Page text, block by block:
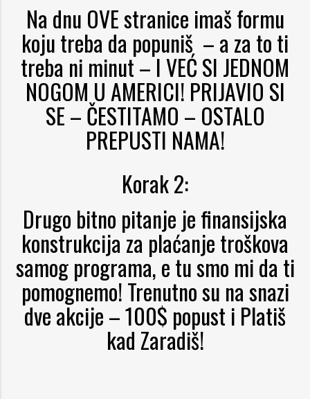
Na dnu OVE stranice imaš formu
koju treba da popuniš – a za to ti
treba ni minut – I VEĆ SI JEDNOM
NOGOM U AMERICI! PRIJAVIO SI
SE – ČESTITAMO – OSTALO
PREPUSTI NAMA!
Korak 2:
Drugo bitno pitanje je finansijska
konstrukcija za plaćanje troškova
samog programa, e tu smo mi da ti
pomognemo!Trenutno su na snazi
dve akcije – 100$ popust i Platiš
kad Zaradiš!